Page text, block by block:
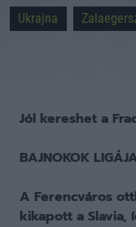
Ukrajna
Jól kereshet a
BAJNOKOK
A Ferencváros
kikapott a Slavia,